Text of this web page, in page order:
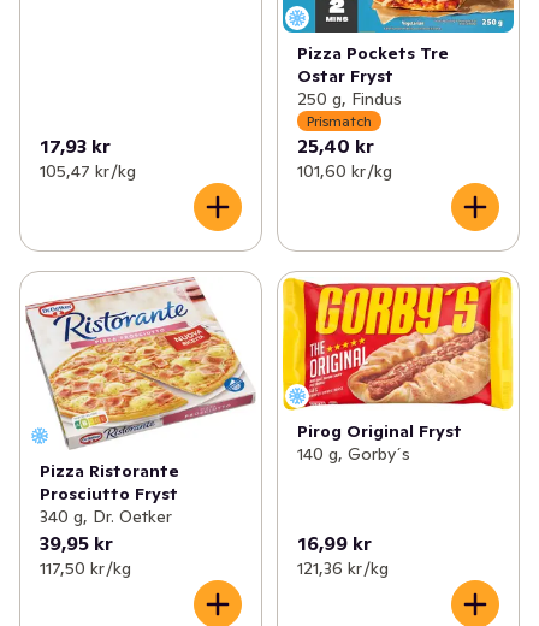
17,93 kr
105,47 kr /kg
Pizza Pockets Tre
Ostar Fryst
250 g, Findus
Prismatch
25,40 kr
101,60 kr /kg
Pizza Ristorante
Prosciutto Fryst
340 g, Dr. Oetker
39,95 kr
117,50 kr /kg
Pirog Original Fryst
140 g, Gorby´s
16,99 kr
121,36 kr /kg